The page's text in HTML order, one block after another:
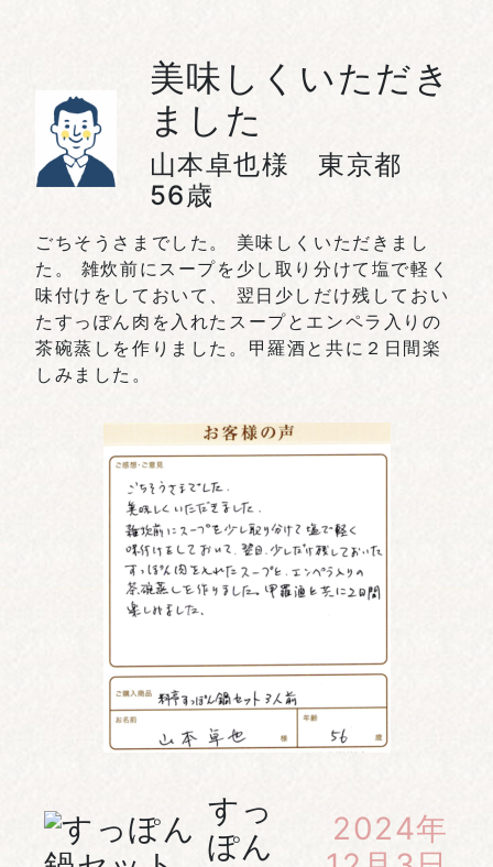
美味しくいただき
ました
山本卓也様 東京都
56歳
ごちそうさまでした。 美味しくいただきまし
た。 雑炊前にスープを少し取り分けて塩で軽く
味付けをしておいて、 翌日少しだけ残しておい
たすっぽん肉を入れたスープとエンペラ入りの
茶碗蒸しを作りました。甲羅酒と共に２日間楽
しみました。
すっ
ぽん
2024年